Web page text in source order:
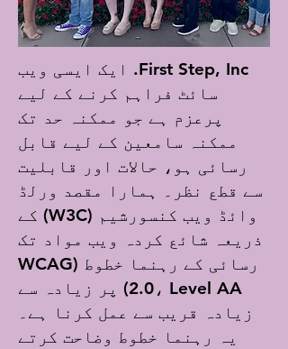
First Step, Inc. ایک ایسی ویب
سائٹ فراہم کرنے کے لیے
پرعزم ہے جو ممکنہ حد تک
ممکنہ سامعین کے لیے قابل
رسائی ہو، حالات اور قابلیت
سے قطع نظر۔ ہمارا مقصد ورلڈ
وائڈ ویب کنسورشیم (W3C) کے
ذریعہ شائع کردہ ویب مواد تک
رسائی کے رہنما خطوط (WCAG
2.0، Level AA) پر زیادہ سے
زیادہ قریب سے عمل کرنا ہے۔
یہ رہنما خطوط وضاحت کرتے